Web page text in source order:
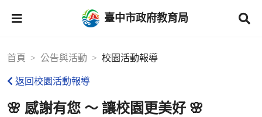
臺中市政府教育局
首頁 公告與活動 校園活動報導
返回校園活動報導
🌸 感謝有您 ～ 讓校園更美好 🌸